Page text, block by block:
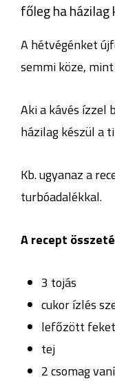
főleg ha házilag
A hétvégénket
semmi köze,
Aki a kávés ízzel
házilag készül a
Kb. ugyanaz a
turbóadalékkal.
A recept
3 tojás
cukor ízlés
lefőzött
tej
2 csomag